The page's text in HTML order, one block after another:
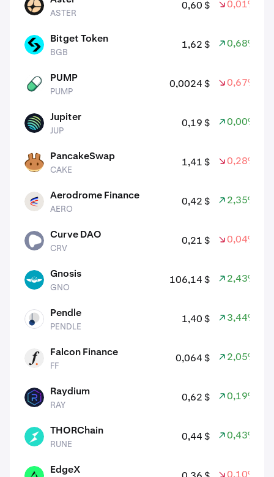
ASTER
ASTER
0,60 $ 0,01%
BGB Bitget Token
BGB
1,62 $ 0,68%
PUMP PUMP
PUMP
0,0024 $ 0,67%
JUP Jupiter
JUP
0,19 $ 0,00%
CAKE PancakeSwap
CAKE
1,41 $ 0,28%
AERO Aerodrome Finance
AERO
0,42 $ 2,35%
Curve DAO
CRV
0,21 $ 0,04%
GNO Gnosis
GNO
106,14 $ 2,43%
PENDLE Pendle
PENDLE
1,40 $ 3,44%
FF Falcon Finance
FF
0,064 $ 2,05%
RAY Raydium
RAY
0,62 $ 0,19%
RUNE THORChain
RUNE
0,44 $ 0,43%
EDGEX EdgeX 0,10%